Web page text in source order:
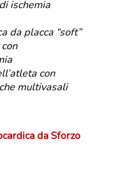
ischemia
da placca “soft”
con
multivasali
da Sforzo